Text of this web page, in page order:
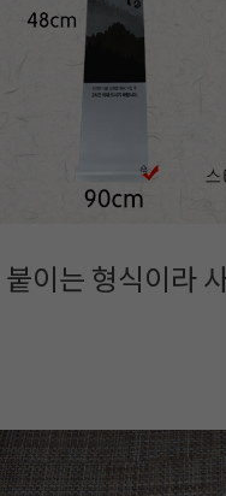
붙이는 형식이라